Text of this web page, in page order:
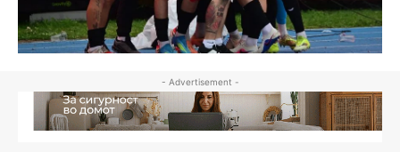
- Advertisement -